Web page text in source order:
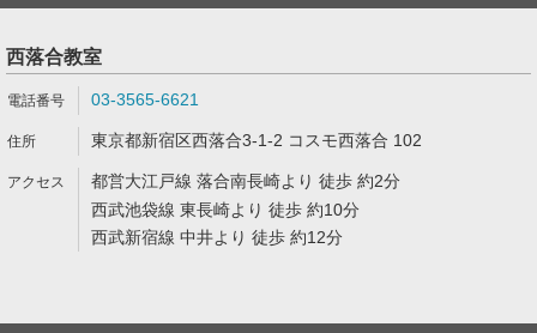
西落合教室
03-3565-6621
東京都新宿区西落合3-1-2 コスモ西落合 102
都営大江戸線 落合南長崎より 徒歩 約2分
西武池袋線 東長崎より 徒歩 約10分
西武新宿線 中井より 徒歩 約12分